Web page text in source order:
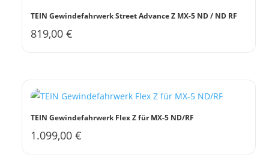
TEIN Gewindefahrwerk Street Advance Z MX-5 ND / ND RF
819,00€
TEIN Gewindefahrwerk Flex Z für MX-5 ND/RF
1.099,00€